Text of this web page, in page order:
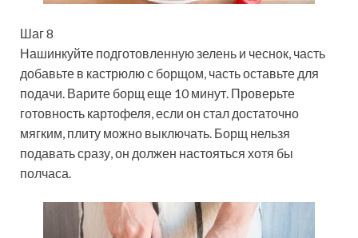
Шаг 8
Нашинкуйте подготовленную зелень и чеснок, часть
добавьте в кастрюлю с борщом, часть оставьте для
подачи. Варите борщ еще 10 минут. Проверьте
готовность картофеля, если он стал достаточно
мягким, плиту можно выключать. Борщ нельзя
подавать сразу, он должен настояться хотя бы
полчаса.